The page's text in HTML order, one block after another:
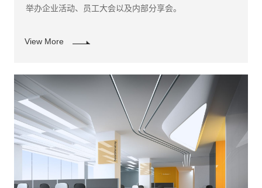
举办企业活动、员工大会以及内部分享会。
View More